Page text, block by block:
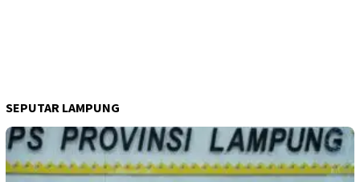
SEPUTAR LAMPUNG